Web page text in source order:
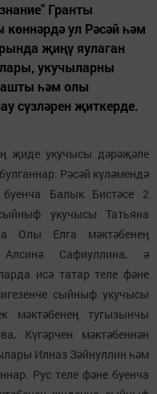
Гранты
ул Рәсәй һәм
җиңү яулаган
укучыларны
һәм олы
сүзләрен җиткерде.
җиде укучысы дәрәҗәле
Рәсәй күләмендә
Балык Бистәсе 2
укучысы Татьяна
Олы Елга мәктәбенең
Сафиуллина, ә
исә татар теле фәне
сыйныф укучысы
мәктәбенең тугызынчы
Күгәрчен мәктәбеннән
Илназ Зәйнуллин һәм
Рус теле фәне буенча